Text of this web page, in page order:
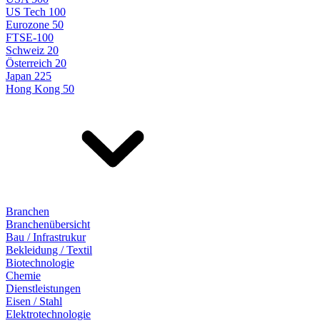
US Tech 100
Eurozone 50
FTSE-100
Schweiz 20
Österreich 20
Japan 225
Hong Kong 50
Branchen
Branchenübersicht
Bau / Infrastrukur
Bekleidung / Textil
Biotechnologie
Chemie
Dienstleistungen
Eisen / Stahl
Elektrotechnologie